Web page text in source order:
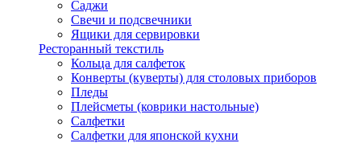
Саджи
Свечи и подсвечники
Ящики для сервировки
Ресторанный текстиль
Кольца для салфеток
Конверты (куверты) для столовых приборов
Пледы
Плейсметы (коврики настольные)
Салфетки
Салфетки для японской кухни